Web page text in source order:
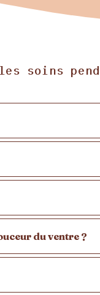
soins
du ventre ?